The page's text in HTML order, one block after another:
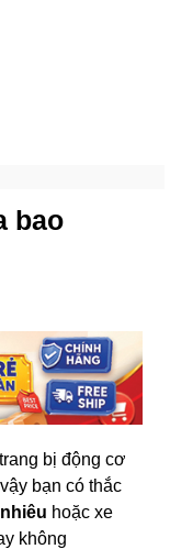
bao
bị động cơ
bạn có thắc
hoặc xe
không